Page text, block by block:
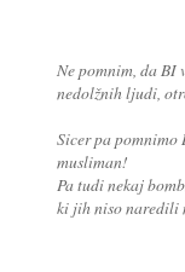
Ne pomnim, da BI
nedolžnih ljudi,
Sicer pa
musliman!
Pa tudi nekaj
ki jih niso naredili